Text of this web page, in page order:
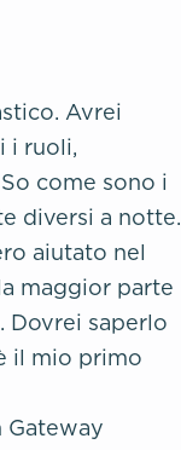
Avrei
i ruoli,
come sono i
diversi a notte.
aiutato nel
maggior parte
Dovrei saperlo
il mio primo
Gateway